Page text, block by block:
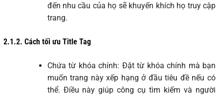
đến nhu cầu của họ sẽ khuyến khích họ truy cập
trang.
2.1.2. Cách tối ưu Title Tag
Chứa từ khóa chính: Đặt từ khóa chính mà bạn
muốn trang này xếp hạng ở đầu tiêu đề nếu có
thể. Điều này giúp công cụ tìm kiếm và người